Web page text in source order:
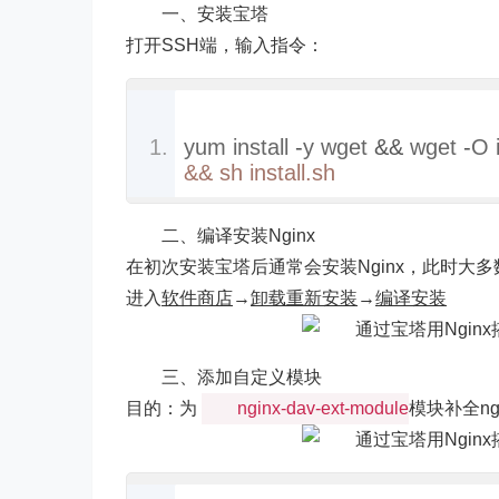
一、安装宝塔
打开SSH端，输入指令：
yum install -y wget && wget -O
&& sh install.sh
二、编译安装Nginx
在初次安装宝塔后通常会安装Nginx，此时大多
进入软件商店→卸载重新安装 →编译安装
三、添加自定义模块
目的：为
nginx-dav-ext-module模块补全